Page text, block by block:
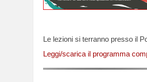
Le lezioni si terranno presso il
Leggi/scarica il programma